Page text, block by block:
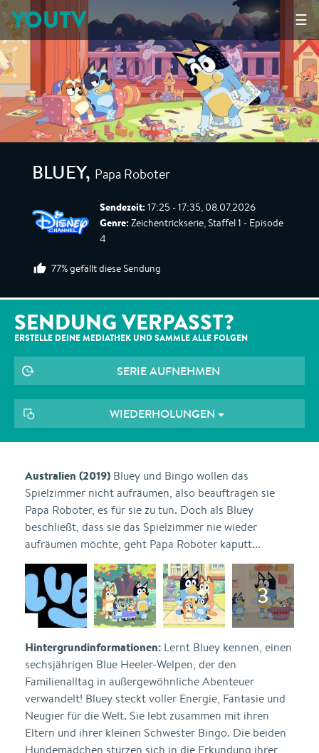
☰
YOUTV
BLUEY, Papa Roboter
Sendezeit: 17:25 - 17:35, 08.07.2026
Genre: Zeichentrickserie, Staffel 1 - Episode
4
77% gefällt diese Sendung
SENDUNG VERPASST?
ERSTELLE DEINE MEDIATHEK UND SAMMLE ALLE FOLGEN
SERIE AUFNEHMEN
WIEDERHOLUNGEN
Australien (2019) Bluey und Bingo wollen das
Spielzimmer nicht aufräumen, also beauftragen sie
Papa Roboter, es für sie zu tun. Doch als Bluey
beschließt, dass sie das Spielzimmer nie wieder
aufräumen möchte, geht Papa Roboter kaputt...
Hintergrundinformationen: Lernt Bluey kennen, einen
sechsjährigen Blue Heeler-Welpen, der den
Familienalltag in außergewöhnliche Abenteuer
verwandelt! Bluey steckt voller Energie, Fantasie und
Neugier für die Welt. Sie lebt zusammen mit ihren
Eltern und ihrer kleinen Schwester Bingo. Die beiden
Hundemädchen stürzen sich in die Erkundung ihrer